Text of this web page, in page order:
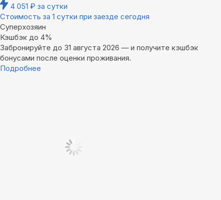
4 051 ₽ за сутки
Стоимость за 1 сутки при заезде сегодня
Суперхозяин
Кэшбэк до 4%
Забронируйте до 31 августа 2026 — и получите кэшбэк
бонусами после оценки проживания.
Подробнее